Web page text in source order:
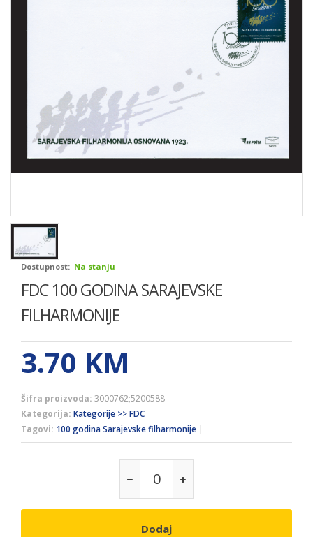
Dostupnost: Na stanju
FDC 100 GODINA SARAJEVSKE
FILHARMONIJE
3.70 KM
Šifra proizvoda: 3000762;5200588
Kategorija: Kategorije >> FDC
Tagovi: 100 godina Sarajevske filharmonije |
Dodaj